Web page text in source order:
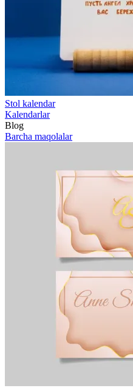
Stol kalendar
Kalendarlar
Blog
Barcha maqolalar